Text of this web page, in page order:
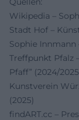
Wikipedia –
Stadt Hof –
Sophie
Treffpunkt Pfalz
Pfaff” (2024/
Kunstverein
(2025)
findART.cc –